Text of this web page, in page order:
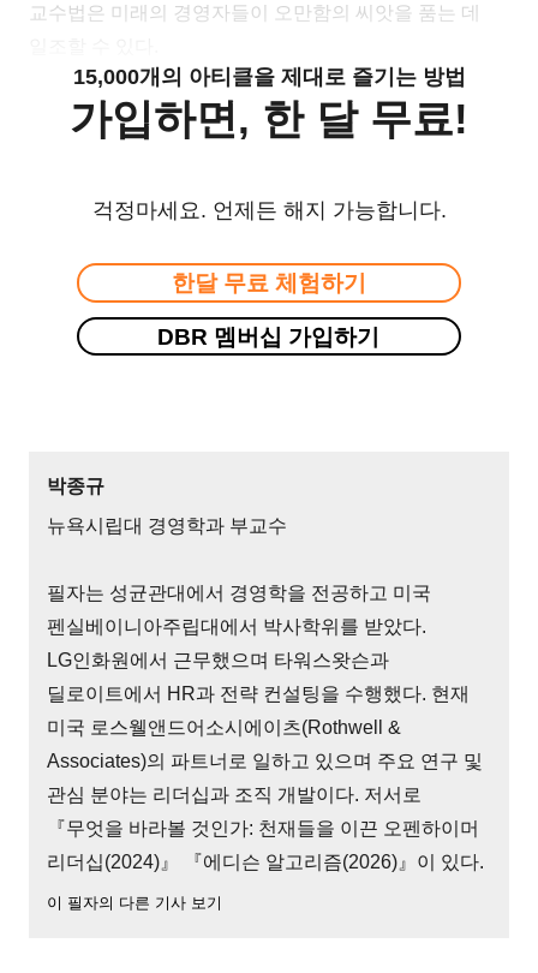
교수법은 미래의 경영자들이 오만함의 씨앗을 품는 데
15,000개의 아티클을 제대로 즐기는 방법
가입하면, 한 달 무료!
걱정마세요. 언제든 해지 가능합니다.
한달 무료 체험하기
DBR 멤버십 가입하기
박종규
뉴욕시립대 경영학과 부교수
필자는 성균관대에서 경영학을 전공하고 미국
펜실베이니아주립대에서 박사학위를 받았다.
LG인화원에서 근무했으며 타워스왓슨과
딜로이트에서 HR과 전략 컨설팅을 수행했다. 현재
미국 로스웰앤드어소시에이츠(Rothwell &
Associates)의 파트너로 일하고 있으며 주요 연구 및
관심 분야는 리더십과 조직 개발이다. 저서로
『무엇을 바라볼 것인가: 천재들을 이끈 오펜하이머
리더십(2024)』 『에디슨 알고리즘(2026)』이 있다.
이 필자의 다른 기사 보기